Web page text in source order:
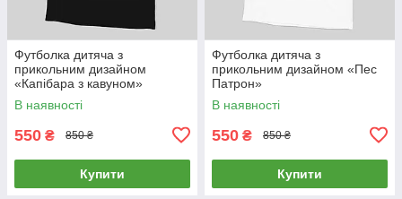
Футболка дитяча з
прикольним дизайном
«Капібара з кавуном»
В наявності
550 ₴ 850 ₴
Купити
Футболка дитяча з
прикольним дизайном «Пес
Патрон»
В наявності
550 ₴ 850 ₴
Купити